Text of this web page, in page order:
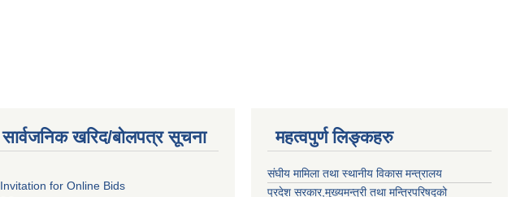
सार्वजनिक खरिद/बोलपत्र सूचना
Invitation for Online Bids
महत्वपुर्ण लिङ्कहरु
संघीय मामिला तथा स्थानीय विकास मन्त्रालय
प्रदेश सरकार,मुख्यमन्त्री तथा मन्त्रिपरिषद्को